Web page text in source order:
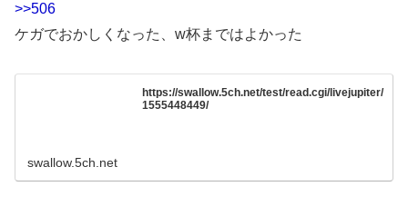
>>506
ケガでおかしくなった、w杯まではよかった
https://swallow.5ch.net/test/read.cgi/livejupiter/
1555448449/
swallow.5ch.net